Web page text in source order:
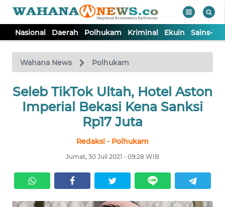
Nasional Daerah Polhukam Kriminal Ekuin Sains-
Wahana News Polhukam
Seleb TikTok Ultah, Hotel Aston
Imperial Bekasi Kena Sanksi
Rp17 Juta
Redaksi - Polhukam
Jumat, 30 Juli 2021 - 09:28 WIB
TV
Tutup
NASIONAL
KRIMINAL
EKUIN